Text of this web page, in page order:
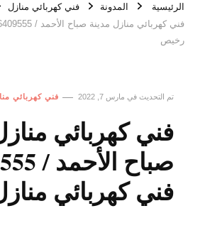
الرئيسية المدونة
فني كهربائي منازل
رخيص
تم التحديث في مارس 7, 2022 فني كهربائي
فني كهربائي
فني كهربائي